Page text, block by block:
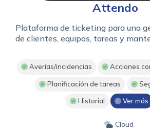
Attendo
Plataforma de ticketing para una
de clientes, equipos, tareas y
Averías/incidencias Acciones
Planificación de tareas
Historial Ver más
Cloud